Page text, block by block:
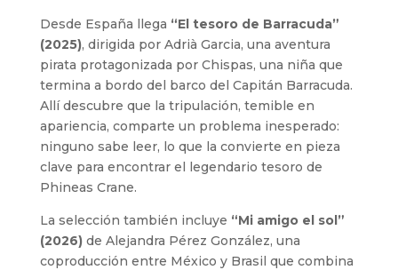
Desde España llega “El tesoro de Barracuda”
(2025), dirigida por Adrià Garcia, una aventura
pirata protagonizada por Chispas, una niña que
termina a bordo del barco del Capitán Barracuda.
Allí descubre que la tripulación, temible en
apariencia, comparte un problema inesperado:
ninguno sabe leer, lo que la convierte en pieza
clave para encontrar el legendario tesoro de
Phineas Crane.
La selección también incluye “Mi amigo el sol”
(2026)de Alejandra Pérez González, una
coproducción entre México y Brasil que combina